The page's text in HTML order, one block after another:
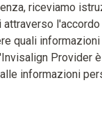
riceviamo
attraverso
quali
Provider
informazioni